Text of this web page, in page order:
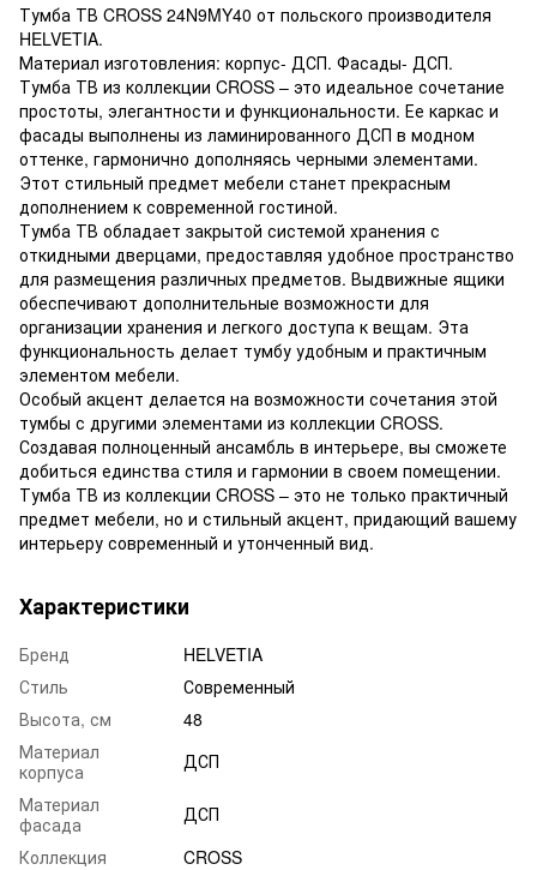
Тумба ТВ CROSS 24N9MY40 от польского производителя
HELVETIA.
Материал изготовления: корпус- ДСП. Фасады- ДСП.
Тумба ТВ из коллекции CROSS – это идеальное сочетание
простоты, элегантности и функциональности. Ее каркас и
фасады выполнены из ламинированного ДСП в модном
оттенке, гармонично дополняясь черными элементами.
Этот стильный предмет мебели станет прекрасным
дополнением к современной гостиной.
Тумба ТВ обладает закрытой системой хранения с
откидными дверцами, предоставляя удобное пространство
для размещения различных предметов. Выдвижные ящики
обеспечивают дополнительные возможности для
организации хранения и легкого доступа к вещам. Эта
функциональность делает тумбу удобным и практичным
элементом мебели.
Особый акцент делается на возможности сочетания этой
тумбы с другими элементами из коллекции CROSS.
Создавая полноценный ансамбль в интерьере, вы сможете
добиться единства стиля и гармонии в своем помещении.
Тумба ТВ из коллекции CROSS – это не только практичный
предмет мебели, но и стильный акцент, придающий вашему
интерьеру современный и утонченный вид.
Характеристики
Бренд
HELVETIA
Стиль
Современный
Высота, см
48
Материал
корпуса
ДСП
Материал
фасада
ДСП
Коллекция
CROSS